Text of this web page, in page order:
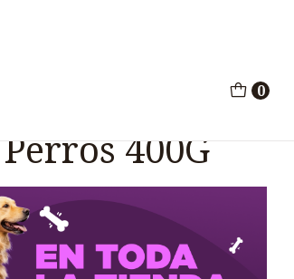
0
Control
400G